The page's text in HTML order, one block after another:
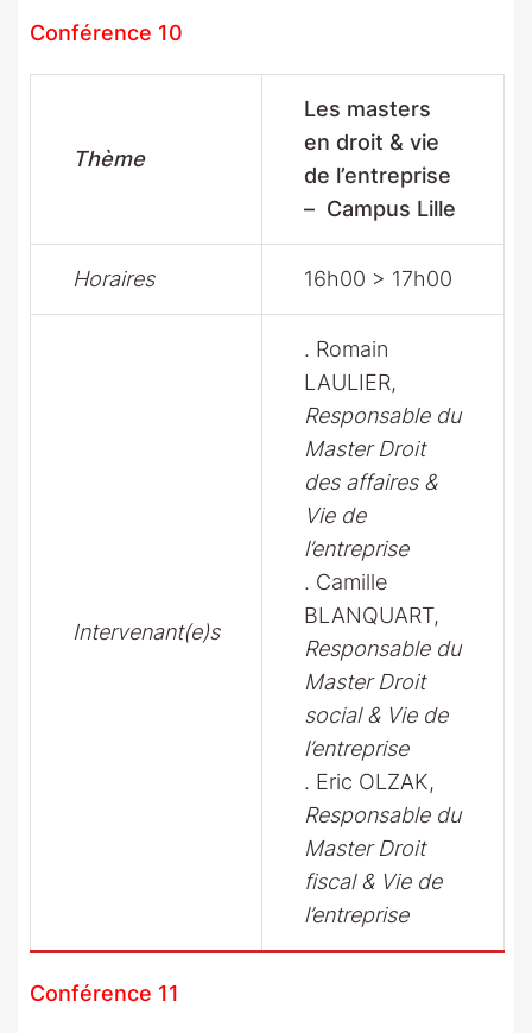
Conférence 10
Thème
Les masters
en droit & vie
de l’entreprise
– Campus Lille
Horaires 16h00 > 17h00
Intervenant(e)s
. Romain
LAULIER,
Responsable du
Master Droit
des affaires &
Vie de
l’entreprise
. Camille
BLANQUART,
Responsable du
Master Droit
social & Vie de
l’entreprise
. Eric OLZAK,
Responsable du
Master Droit
fiscal & Vie de
l’entreprise
Conférence 11